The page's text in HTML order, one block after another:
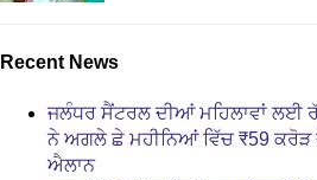
Recent News
ਜਲੰਧਰ ਸੈਂਟਰਲ ਦੀਆਂ ਮਹਿਲਾਵਾਂ ਲਈ
ਨੇ ਅਗਲੇ ਛੇ ਮਹੀਨਿਆਂ ਵਿੱਚ ₹59 ਕਰੋੜ
ਐਲਾਨ